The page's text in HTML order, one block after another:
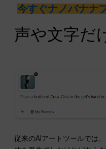
今すぐナノバナナ
声や文字だ
従来のAIアートツールでは